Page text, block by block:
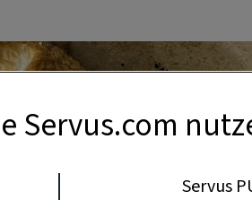
Servus.com
Servus